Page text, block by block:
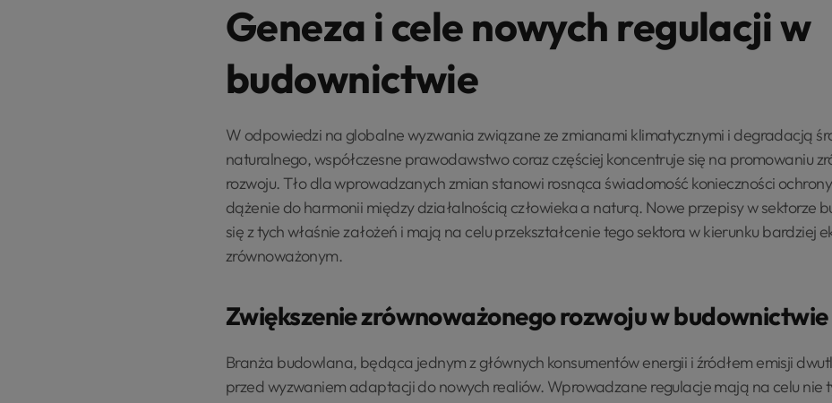
Geneza i cele nowych regulacji w
budownictwie
W odpowiedzi na globalne wyzwania związane ze zmianami klimatycznymi i degradacją
naturalnego, współczesne prawodawstwo coraz częściej koncentruje się na promowaniu
rozwoju. Tło dla wprowadzanych zmian stanowi rosnąca świadomość konieczności
dążenie do harmonii między działalnością człowieka a naturą. Nowe przepisy w sektorze
się z tych właśnie założeń i mają na celu przekształcenie tego sektora w kierunku bardziej
zrównoważonym.
Zwiększenie zrównoważonego rozwoju w budownictwie
Branża budowlana, będąca jednym z głównych konsumentów energii i źródłem emisji
przed wyzwaniem adaptacji do nowych realiów. Wprowadzane regulacje mają na celu nie